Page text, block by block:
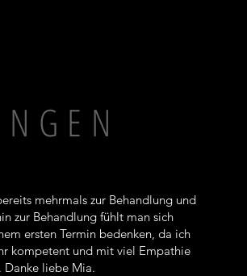
mehrmals zur Behandlung und
zur Behandlung fühlt man sich
ersten Termin bedenken, da ich
kompetent und mit viel Empathie
Danke liebe Mia.